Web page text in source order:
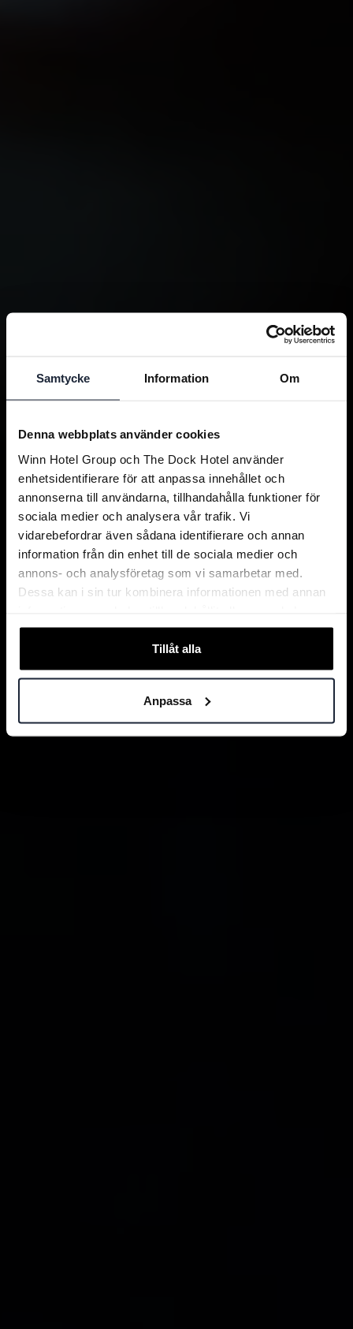
Samtycke Information Om
Denna webbplats använder cookies
Winn Hotel Group och The Dock Hotel använder
enhetsidentifierare för att anpassa innehållet och
annonserna till användarna, tillhandahålla funktioner för
sociala medier och analysera vår trafik. Vi
vidarebefordrar även sådana identifierare och annan
information från din enhet till de sociala medier och
annons- och analysföretag som vi samarbetar med.
Dessa kan i sin tur kombinera informationen med annan
samlat in när du har använt deras tjänster.
Tillåt alla
Anpassa